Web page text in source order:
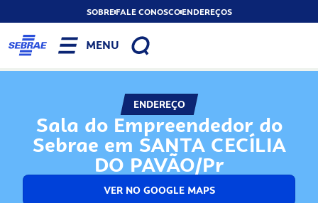
SOBREFALE CONOSCOENDEREÇOS
MENU
ENDEREÇO
Sala do Empreendedor do
Sebrae em SANTA CECÍLIA
DO PAVÃO/Pr
VER NO GOOGLE MAPS